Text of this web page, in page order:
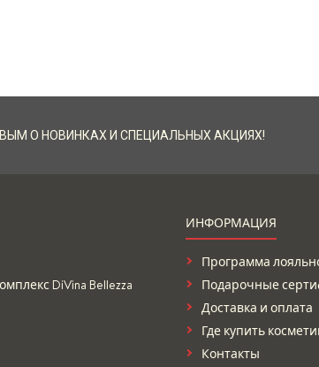
О НОВИНКАХ И СПЕЦИАЛЬНЫХ АКЦИЯХ!
DiVina Bellezza
ИНФОРМАЦИЯ
Программа
Подарочные
Доставка и оплата
Где купить
Контакты